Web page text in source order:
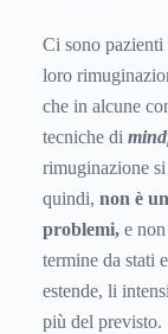
Ci sono
loro
che in alcune
tecniche di
rimuginazione
quindi, non è
problemi, e
termine da stati
estende, li
più del previsto.